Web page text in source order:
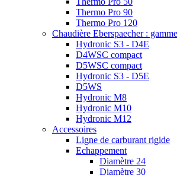
Thermo Pro 90
Thermo Pro 120
Chaudière Eberspaecher :
Hydronic S3 - D4E
D4WSC compact
D5WSC compact
Hydronic S3 - D5E
D5WS
Hydronic M8
Hydronic M10
Hydronic M12
Accessoires
Ligne de carburant rigide
Echappement
Diamètre 24
Diamètre 30